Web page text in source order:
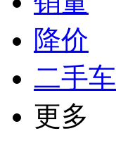
降价
二手车
更多